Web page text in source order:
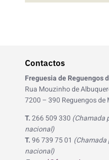
Contactos
Freguesia de Reguengos
Rua Mouzinho de
7200 – 390 Reguengos de
T.266 509 330 (Chamada
nacional)
T.96 739 75 01 (Chamada
nacional)